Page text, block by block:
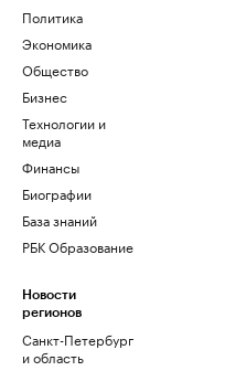
Политика
Экономика
Общество
Бизнес
Технологии и
медиа
Финансы
Биографии
База знаний
РБК Образование
Новости
регионов
Санкт-Петербург
и область